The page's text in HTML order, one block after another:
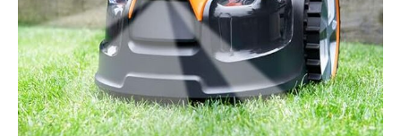
élevées pendant de
nombreuses années.